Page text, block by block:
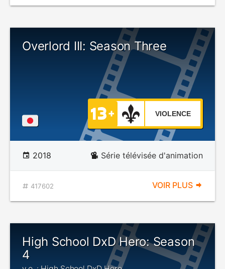
Overlord III: Season Three
VIOLENCE
2018 Série télévisée d'animation
417602 VOIR PLUS
High School DxD Hero: Season
4